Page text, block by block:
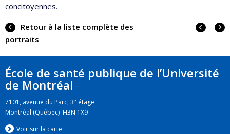
concitoyennes.
Retour à la liste complète des
portraits
École de santé publique de l’Université
de Montréal
7101, avenue du Parc, 3e étage
Montréal (Québec) H3N 1X9
Voir sur la carte